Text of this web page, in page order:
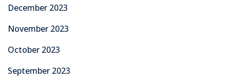
December 2023
November 2023
October 2023
September 2023